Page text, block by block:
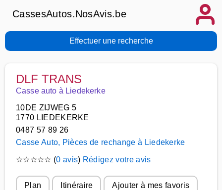
CassesAutos.NosAvis.be
Effectuer une recherche
DLF TRANS
Casse auto à Liedekerke
10DE ZIJWEG 5
1770 LIEDEKERKE
0487 57 89 26
Casse Auto, Pièces de rechange à Liedekerke
☆☆☆☆☆ (0 avis) Rédigez votre avis
Plan Itinéraire Ajouter à mes favoris